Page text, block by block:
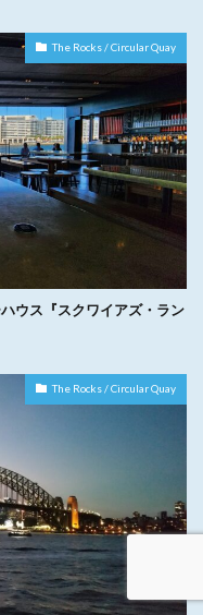
The Rocks / Circular Quay
ウス『スクワイアズ・ラン
The Rocks / Circular Quay